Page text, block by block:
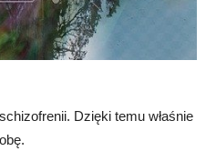
Dzięki temu właśnie